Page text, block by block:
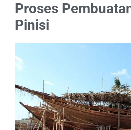
Proses
Pinisi